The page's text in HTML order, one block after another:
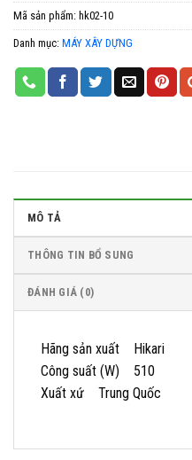
Mã sản phẩm: hk02-10
Danh mục: MÁY XÂY DỰNG
MÔ TẢ
THÔNG TIN BỔ SUNG
ĐÁNH GIÁ (0)
Hãng sản xuất Hikari
Công suất (W) 510
Xuất xứ Trung Quốc